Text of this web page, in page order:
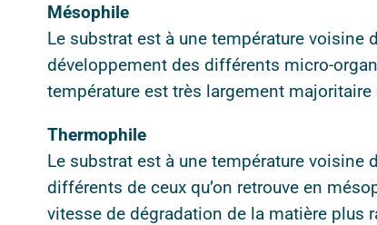
Mésophile
Le substrat est à une température voisine
développement des différents micro-
température est très largement
Thermophile
Le substrat est à une température voisine
différents de ceux qu’on retrouve en
vitesse de dégradation de la matière plus